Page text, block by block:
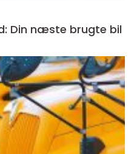
Din næste brugte bil